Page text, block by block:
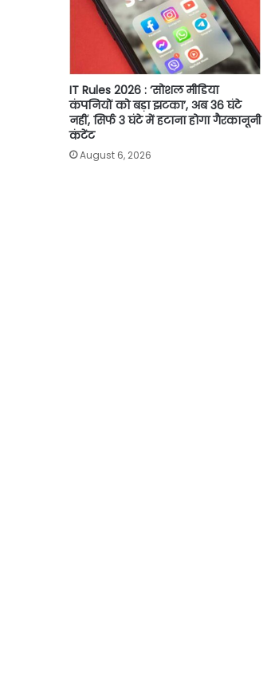
IT Rules 2026 : ‘सोशल मीडिया
कंपनियों को बड़ा झटका’, अब 36 घंटे
नहीं, सिर्फ 3 घंटे में हटाना होगा गैरकानूनी
कंटेंट
August 6, 2026